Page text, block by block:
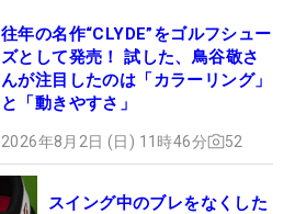
往年の名作“CLYDE”をゴルフシュー
ズとして発売！ 試した、鳥谷敬さ
んが注目したのは「カラーリング」
と「動きやすさ」
2026年8月2日 (日) 11時46分 52
スイング中のブレをなくした